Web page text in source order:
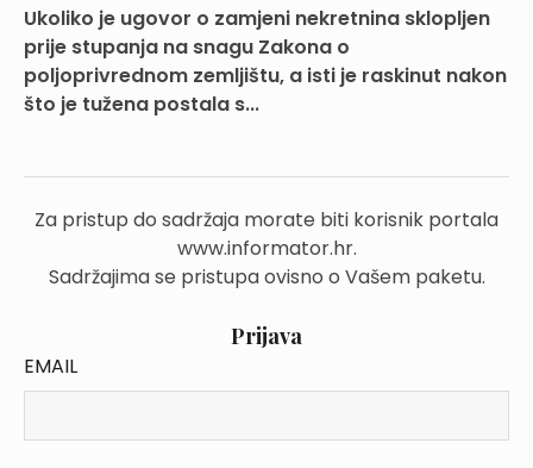
Ukoliko je ugovor o zamjeni nekretnina sklopljen
prije stupanja na snagu Zakona o
poljoprivrednom zemljištu, a isti je raskinut nakon
što je tužena postala s...
Za pristup do sadržaja morate biti korisnik portala
www.informator.hr.
Sadržajima se pristupa ovisno o Vašem paketu.
Prijava
EMAIL